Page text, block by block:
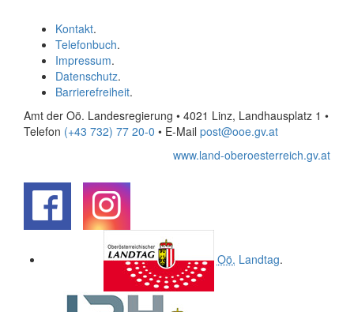
Kontakt.
Telefonbuch.
Impressum.
Datenschutz.
Barrierefreiheit.
Amt der Oö. Landesregierung • 4021 Linz, Landhausplatz 1 •
Telefon (+43 732) 77 20-0 • E-Mail post@ooe.gv.at
www.land-oberoesterreich.gv.at
Oö. Landtag.